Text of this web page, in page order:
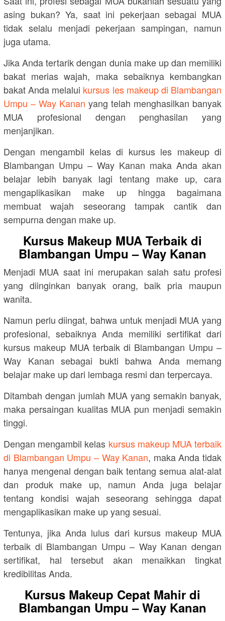
asing bukan? Ya, saat ini pekerjaan sebagai MUA
tidak selalu menjadi pekerjaan sampingan, namun
juga utama.
Jika Anda tertarik dengan dunia make up dan memiliki
bakat merias wajah, maka sebaiknya kembangkan
bakat Anda melalui kursus les makeup di Blambangan
Umpu – Way Kanan yang telah menghasilkan banyak
MUA profesional dengan penghasilan yang
menjanjikan.
Dengan mengambil kelas di kursus les makeup di
Blambangan Umpu – Way Kanan maka Anda akan
belajar lebih banyak lagi tentang make up, cara
mengaplikasikan make up hingga bagaimana
membuat wajah seseorang tampak cantik dan
sempurna dengan make up.
Kursus Makeup MUA Terbaik di
Blambangan Umpu – Way Kanan
Menjadi MUA saat ini merupakan salah satu profesi
yang diinginkan banyak orang, baik pria maupun
wanita.
Namun perlu diingat, bahwa untuk menjadi MUA yang
profesional, sebaiknya Anda memiliki sertifikat dari
kursus makeup MUA terbaik di Blambangan Umpu –
Way Kanan sebagai bukti bahwa Anda memang
belajar make up dari lembaga resmi dan terpercaya.
Ditambah dengan jumlah MUA yang semakin banyak,
maka persaingan kualitas MUA pun menjadi semakin
tinggi.
Dengan mengambil kelas kursus makeup MUA terbaik
di Blambangan Umpu – Way Kanan, maka Anda tidak
hanya mengenal dengan baik tentang semua alat-alat
dan produk make up, namun Anda juga belajar
tentang kondisi wajah seseorang sehingga dapat
mengaplikasikan make up yang sesuai.
Tentunya, jika Anda lulus dari kursus makeup MUA
terbaik di Blambangan Umpu – Way Kanan dengan
sertifikat, hal tersebut akan menaikkan tingkat
kredibilitas Anda.
Kursus Makeup Cepat Mahir di
Blambangan Umpu – Way Kanan